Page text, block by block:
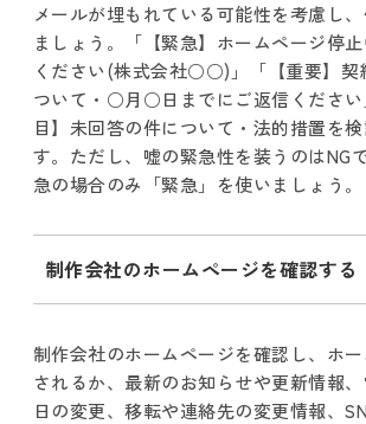
メールが埋もれている可能性を考慮し
ましょう。「【緊急】ホームページ停
ください(株式会社○○)」「【重要】契
ついて・○月○日までにご返信ください
目】未回答の件について・法的措置を
す。ただし、嘘の緊急性を装うのはNG
急の場合のみ「緊急」を使いましょう。
制作会社のホームページを確認する
制作会社のホームページを確認し、ホ
されるか、最新のお知らせや更新情報
日の変更、移転や連絡先の変更情報、